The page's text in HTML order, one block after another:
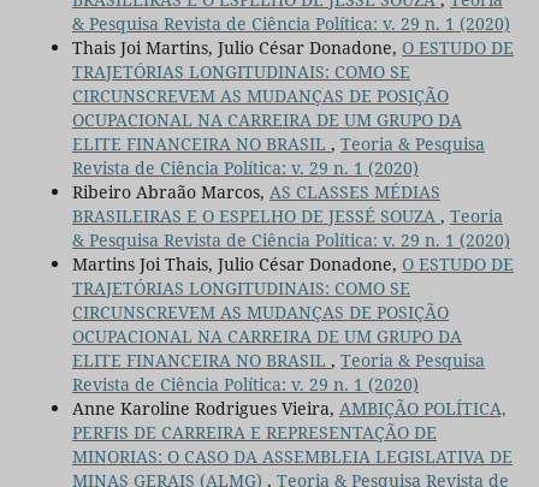
& Pesquisa Revista de Ciência Política: v. 29 n. 1 (2020)
Thais Joi Martins, Julio César Donadone, O ESTUDO DE
TRAJETÓRIAS LONGITUDINAIS: COMO SE
CIRCUNSCREVEM AS MUDANÇAS DE POSIÇÃO
OCUPACIONAL NA CARREIRA DE UM GRUPO DA
ELITE FINANCEIRA NO BRASIL , Teoria & Pesquisa
Revista de Ciência Política: v. 29 n. 1 (2020)
Ribeiro Abraão Marcos, AS CLASSES MÉDIAS
BRASILEIRAS E O ESPELHO DE JESSÉ SOUZA , Teoria
& Pesquisa Revista de Ciência Política: v. 29 n. 1 (2020)
Martins Joi Thais, Julio César Donadone, O ESTUDO DE
TRAJETÓRIAS LONGITUDINAIS: COMO SE
CIRCUNSCREVEM AS MUDANÇAS DE POSIÇÃO
OCUPACIONAL NA CARREIRA DE UM GRUPO DA
ELITE FINANCEIRA NO BRASIL , Teoria & Pesquisa
Revista de Ciência Política: v. 29 n. 1 (2020)
Anne Karoline Rodrigues Vieira, AMBIÇÃO POLÍTICA,
PERFIS DE CARREIRA E REPRESENTAÇÃO DE
MINORIAS: O CASO DA ASSEMBLEIA LEGISLATIVA DE
MINAS GERAIS (ALMG) , Teoria & Pesquisa Revista de